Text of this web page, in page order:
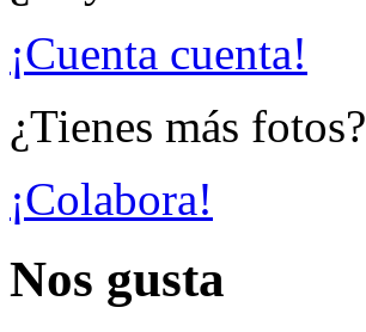
¡Cuenta cuenta!
¿Tienes más fotos?
¡Colabora!
Nos gusta